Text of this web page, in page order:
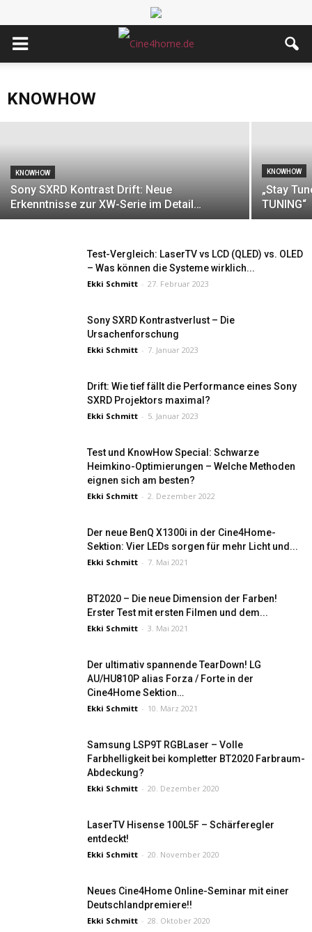
KNOWHOW
KNOWHOW
XXL-HDR Vergleich: Sony XR Processor
Ekki Schmitt - 26. Oktober 2024
KNOWHOW
Sony SXRD Kontrast Drift: Neue
Erkenntnisse zur XW-Serie im Detail…
KNOWHOW
„Stay
TUNING“
Test-Vergleich: LaserTV vs LCD (QLED) vs. OLED
– Was können die Systeme wirklich...
Ekki Schmitt - 27. Februar 2023
Sony SXRD Kontrastverlust – Die
Ursachenforschung
Ekki Schmitt - 7. Januar 2023
Drift: Wie tief fällt die Performance eines Sony
SXRD Projektors maximal?
Ekki Schmitt - 5. Januar 2023
Test und KnowHow Special: Schwarze
Heimkino-Optimierungen – Welche Methoden
eignen sich am besten?
Ekki Schmitt - 2. Dezember 2022
Der neue BenQ X1300i in der Cine4Home-
Sektion: Vier LEDs sorgen für mehr Licht und...
Ekki Schmitt - 7. Mai 2021
BT2020 – Die neue Dimension der Farben!
Erster Test mit ersten Filmen und dem...
Ekki Schmitt - 3. Mai 2021
Der ultimativ spannende TearDown! LG
AU/HU810P alias Forza / Forte in der
Cine4Home Sektion…
Ekki Schmitt - 10. März 2021
Samsung LSP9T RGBLaser – Volle
Farbhelligkeit bei kompletter BT2020 Farbraum-
Abdeckung?
Ekki Schmitt - 20. Dezember 2020
LaserTV Hisense 100L5F – Schärferegler
entdeckt!
Ekki Schmitt - 20. November 2020
Neues Cine4Home Online-Seminar mit einer
Deutschlandpremiere!!
Ekki Schmitt - 28. Oktober 2020